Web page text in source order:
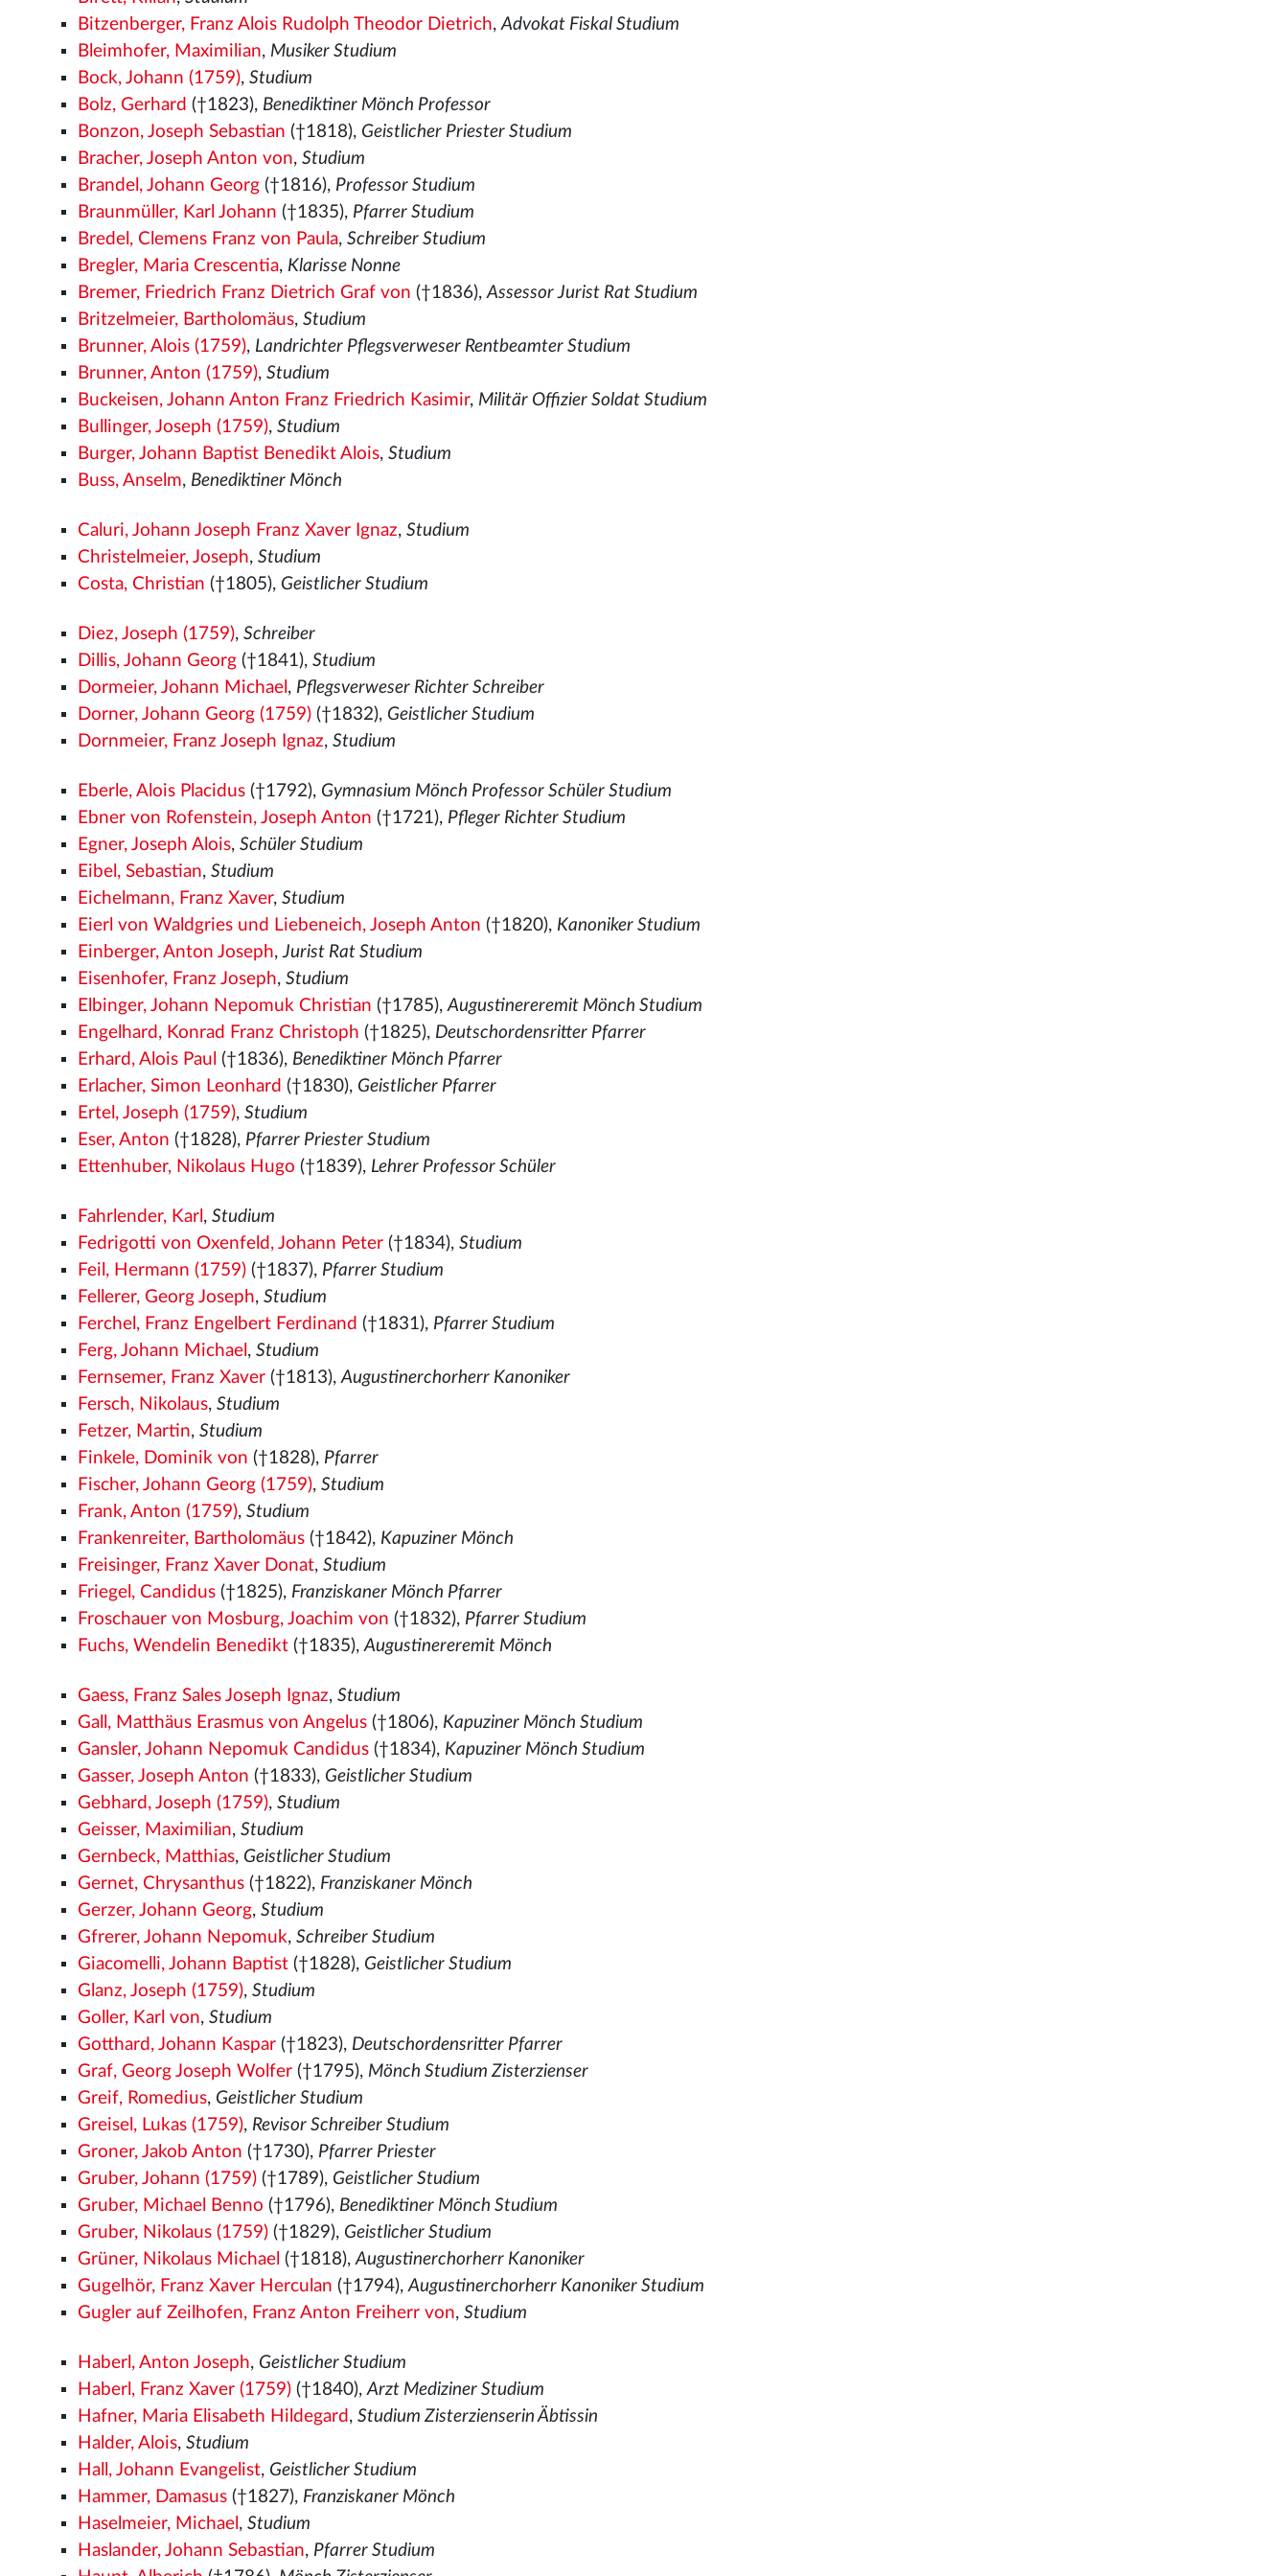
Bitzenberger, Franz Alois Rudolph Theodor Dietrich,Advokat Fiskal Studium
Bleimhofer, Maximilian, Musiker Studium
Bock, Johann (1759),Studium
Bolz, Gerhard (†1823), Benediktiner Mönch Professor
Bonzon, Joseph Sebastian (†1818), Geistlicher Priester Studium
Bracher, Joseph Anton von,Studium
Brandel, Johann Georg (†1816), Professor Studium
Braunmüller, Karl Johann (†1835), Pfarrer Studium
Bredel, Clemens Franz von Paula,Schreiber Studium
Bregler, Maria Crescentia, Klarisse Nonne
Bremer, Friedrich Franz Dietrich Graf von (†1836),Assessor Jurist Rat Studium
Britzelmeier, Bartholomäus,Studium
Brunner, Alois (1759), Landrichter Pflegsverweser Rentbeamter Studium
Brunner, Anton (1759),Studium
Buckeisen, Johann Anton Franz Friedrich Kasimir, Militär Offizier Soldat Studium
Bullinger, Joseph (1759),Studium
Burger, Johann Baptist Benedikt Alois,Studium
Buss, Anselm, Benediktiner Mönch
Caluri, Johann Joseph Franz Xaver Ignaz,Studium
Christelmeier, Joseph,Studium
Costa, Christian (†1805), Geistlicher Studium
Diez, Joseph (1759),Schreiber
Dillis, Johann Georg (†1841),Studium
Dormeier, Johann Michael , Pflegsverweser Richter Schreiber
Dorner, Johann Georg (1759) (†1832), Geistlicher Studium
Dornmeier, Franz Joseph Ignaz,Studium
Eberle, Alois Placidus (†1792), Gymnasium Mönch Professor Schüler Studium
Ebner von Rofenstein, Joseph Anton (†1721), Pfleger Richter Studium
Egner, Joseph Alois,Schüler Studium
Eibel, Sebastian,Studium
Eichelmann, Franz Xaver,Studium
Eierl von Waldgries und Liebeneich, Joseph Anton (†1820), Kanoniker Studium
Einberger, Anton Joseph,Jurist Rat Studium
Eisenhofer, Franz Joseph,Studium
Elbinger, Johann Nepomuk Christian (†1785),Augustinereremit Mönch Studium
Engelhard, Konrad Franz Christoph (†1825), Deutschordensritter Pfarrer
Erhard, Alois Paul (†1836), Benediktiner Mönch Pfarrer
Erlacher, Simon Leonhard (†1830), Geistlicher Pfarrer
Ertel, Joseph (1759),Studium
Eser, Anton (†1828), Pfarrer Priester Studium
Ettenhuber, Nikolaus Hugo (†1839), Lehrer Professor Schüler
Fahrlender, Karl ,Studium
Fedrigotti von Oxenfeld, Johann Peter (†1834),Studium
Feil, Hermann (1759) (†1837), Pfarrer Studium
Fellerer, Georg Joseph,Studium
Ferchel, Franz Engelbert Ferdinand (†1831), Pfarrer Studium
Ferg, Johann Michael ,Studium
Fernsemer, Franz Xaver (†1813),Augustinerchorherr Kanoniker
Fersch, Nikolaus,Studium
Fetzer, Martin,Studium
Finkele, Dominik von (†1828), Pfarrer
Fischer, Johann Georg (1759),Studium
Frank, Anton (1759),Studium
Frankenreiter, Bartholomäus (†1842), Kapuziner Mönch
Freisinger, Franz Xaver Donat,Studium
Friegel, Candidus (†1825), Franziskaner Mönch Pfarrer
Froschauer von Mosburg, Joachim von (†1832), Pfarrer Studium
Fuchs, Wendelin Benedikt (†1835),Augustinereremit Mönch
Gaess, Franz Sales Joseph Ignaz,Studium
Gall, Matthäus Erasmus von Angelus (†1806), Kapuziner Mönch Studium
Gansler, Johann Nepomuk Candidus (†1834), Kapuziner Mönch Studium
Gasser, Joseph Anton (†1833), Geistlicher Studium
Gebhard, Joseph (1759),Studium
Geisser, Maximilian,Studium
Gernbeck, Matthias, Geistlicher Studium
Gernet, Chrysanthus (†1822), Franziskaner Mönch
Gerzer, Johann Georg,Studium
Gfrerer, Johann Nepomuk,Schreiber Studium
Giacomelli, Johann Baptist (†1828), Geistlicher Studium
Glanz, Joseph (1759),Studium
Goller, Karl von,Studium
Gotthard, Johann Kaspar (†1823), Deutschordensritter Pfarrer
Graf, Georg Joseph Wolfer (†1795), Mönch Studium Zisterzienser
Greif, Romedius, Geistlicher Studium
Greisel, Lukas (1759), Revisor Schreiber Studium
Groner, Jakob Anton (†1730), Pfarrer Priester
Gruber, Johann (1759) (†1789), Geistlicher Studium
Gruber, Michael Benno (†1796), Benediktiner Mönch Studium
Gruber, Nikolaus (1759) (†1829), Geistlicher Studium
Grüner, Nikolaus Michael (†1818),Augustinerchorherr Kanoniker
Gugelhör, Franz Xaver Herculan (†1794),Augustinerchorherr Kanoniker Studium
Gugler auf Zeilhofen, Franz Anton Freiherr von,Studium
Haberl, Anton Joseph, Geistlicher Studium
Haberl, Franz Xaver (1759) (†1840),Arzt Mediziner Studium
Hafner, Maria Elisabeth Hildegard ,Studium Zisterzienserin Äbtissin
Halder, Alois,Studium
Hall, Johann Evangelist, Geistlicher Studium
Hammer, Damasus (†1827), Franziskaner Mönch
Haselmeier, Michael ,Studium
Haslander, Johann Sebastian, Pfarrer Studium